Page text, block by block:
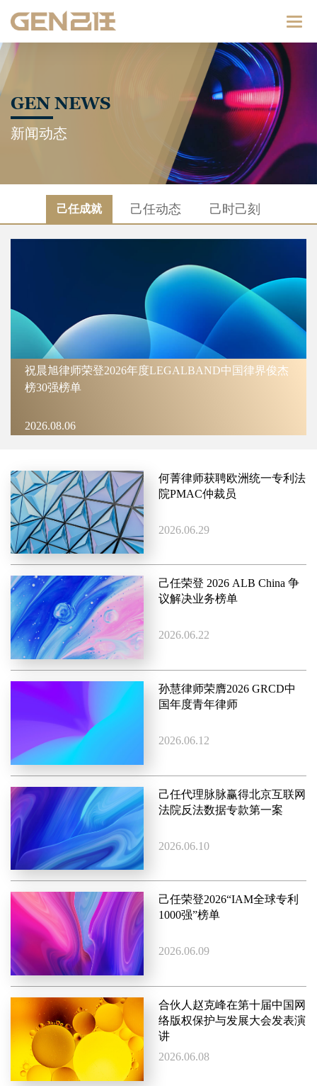
GEN NEWS
新闻动态
己任成就 己任动态 己时己刻
祝晨旭律师荣登2026年度LEGALBAND中国律界俊杰
榜30强榜单
2026.08.06
何菁律师获聘欧洲统一专利法
院PMAC仲裁员
2026.06.29
己任荣登 2026 ALB China 争
议解决业务榜单
2026.06.22
孙慧律师荣膺2026 GRCD中
国年度青年律师
2026.06.12
己任代理脉脉赢得北京互联网
法院反法数据专款第一案
2026.06.10
己任荣登2026“IAM全球专利
1000强”榜单
2026.06.09
合伙人赵克峰在第十届中国网
络版权保护与发展大会发表演
讲
2026.06.08